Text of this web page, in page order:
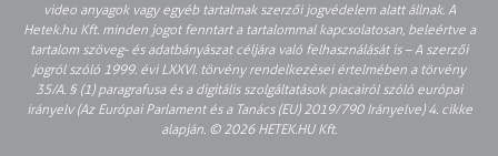
video anyagok vagy egyéb tartalmak szerzői jogvédelem alatt állnak. A
Hetek.hu Kft. minden jogot fenntart a tartalommal kapcsolatosan, beleértve a
tartalom szöveg- és adatbányászat céljára való felhasználását is – A szerzői
jogról szóló 1999. évi LXXVI. törvény rendelkezései értelmében a törvény
35/A. § (1) paragrafusa és a digitális szolgáltatások piacairól szóló európai
irányelv (Az Európai Parlament és a Tanács (EU) 2019/790 Irányelve) 4. cikke
alapján. © 2026 HETEK.HU Kft.